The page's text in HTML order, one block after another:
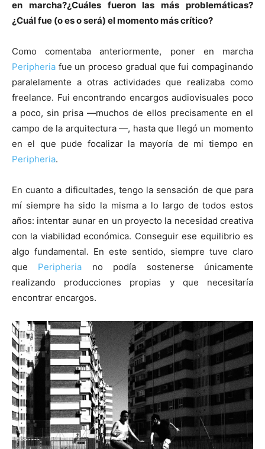
en marcha?¿Cuáles fueron las más problemáticas?
¿Cuál fue (o es o será) el momento más crítico?
Como comentaba anteriormente, poner en marcha
Peripheria fue un proceso gradual que fui compaginando
paralelamente a otras actividades que realizaba como
freelance. Fui encontrando encargos audiovisuales poco
a poco, sin prisa —muchos de ellos precisamente en el
campo de la arquitectura —, hasta que llegó un momento
en el que pude focalizar la mayoría de mi tiempo en
Peripheria.
En cuanto a dificultades, tengo la sensación de que para
mí siempre ha sido la misma a lo largo de todos estos
años: intentar aunar en un proyecto la necesidad creativa
con la viabilidad económica. Conseguir ese equilibrio es
algo fundamental. En este sentido, siempre tuve claro
que Peripheria no podía sostenerse únicamente
realizando producciones propias y que necesitaría
encontrar encargos.